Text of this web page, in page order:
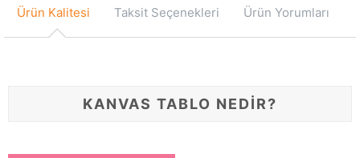
Ürün Kalitesi Taksit Seçenekleri Ürün Yorumları
KANVAS TABLO NEDİR?